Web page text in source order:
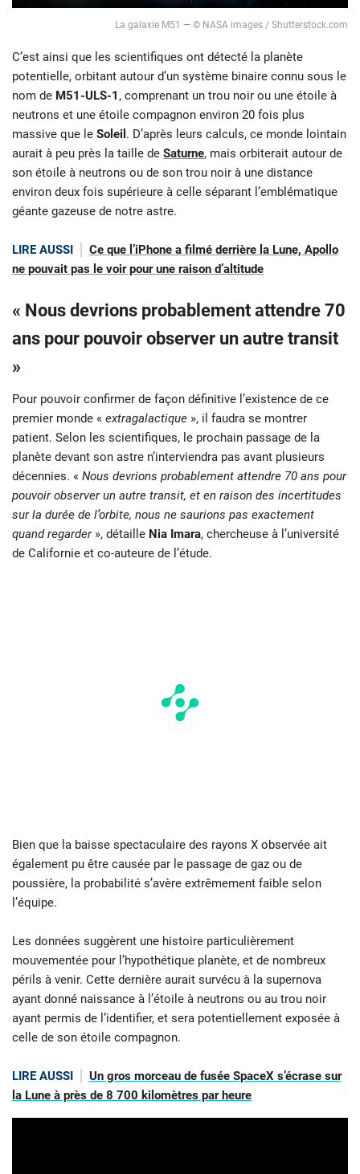
La galaxie M51 — © NASA images / Shutterstock.com
C’est ainsi que les scientifiques ont détecté la planète
potentielle, orbitant autour d’un système binaire connu sous le
nom de M51-ULS-1 , comprenant un trou noir ou une étoile à
neutrons et une étoile compagnon environ 20 fois plus
massive que le Soleil . D’après leurs calculs, ce monde lointain
aurait à peu près la taille de Saturne, mais orbiterait autour de
son étoile à neutrons ou de son trou noir à une distance
environ deux fois supérieure à celle séparant l’emblématique
géante gazeuse de notre astre.
LIRE AUSSI
Ce que l’iPhone a filmé derrière la Lune, Apollo
ne pouvait pas le voir pour une raison d’altitude
« Nous devrions probablement attendre 70
ans pour pouvoir observer un autre transit
»
Pour pouvoir confirmer de façon définitive l’existence de ce
premier monde « extragalactique », il faudra se montrer
patient. Selon les scientifiques, le prochain passage de la
planète devant son astre n’interviendra pas avant plusieurs
décennies. « Nous devrions probablement attendre 70 ans pour
pouvoir observer un autre transit, et en raison des incertitudes
sur la durée de l’orbite, nous ne saurions pas exactement
quand regarder», détaille Nia Imara, chercheuse à l’université
de Californie et co-auteure de l’étude.
Bien que la baisse spectaculaire des rayons X observée ait
également pu être causée par le passage de gaz ou de
poussière, la probabilité s’avère extrêmement faible selon
l’équipe.
Les données suggèrent une histoire particulièrement
mouvementée pour l’hypothétique planète, et de nombreux
périls à venir. Cette dernière aurait survécu à la supernova
ayant donné naissance à l’étoile à neutrons ou au trou noir
ayant permis de l’identifier, et sera potentiellement exposée à
celle de son étoile compagnon.
LIRE AUSSI
Un gros morceau de fusée SpaceX s’écrase sur
la Lune à près de 8 700 kilomètres par heure